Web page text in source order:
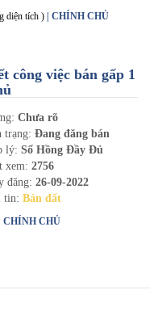
diện tích ) | CHÍNH CHỦ
công việc bán gấp 1
Chưa rõ
trạng: Đang đăng bán
lý: Sổ Hồng Đầy Đủ
xem: 2756
đăng: 26-09-2022
tin: Bán đất
| CHÍNH CHỦ